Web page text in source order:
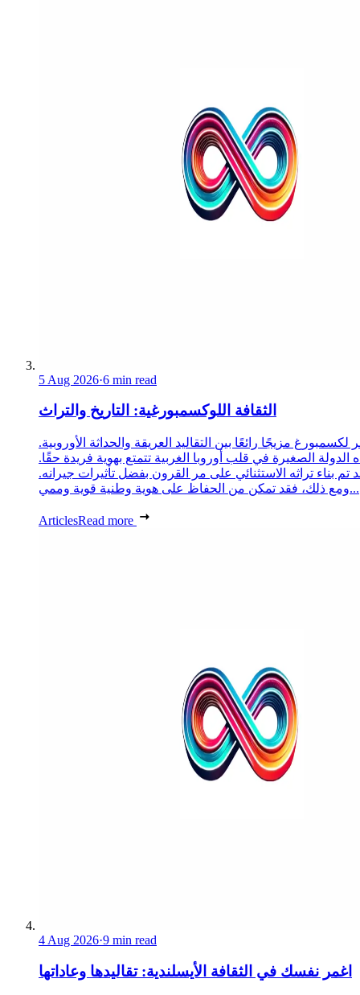
5 Aug 2026·6 min read
الثقافة اللوكسمبورغية: التاريخ والتراث
لكسمبورغ مزيجًا رائعًا بين التقاليد العريقة والحداثة الأوروبية.
الدولة الصغيرة في قلب أوروبا الغربية تتمتع بهوية فريدة حقًا.
تم بناء تراثه الاستثنائي على مر القرون بفضل تأثيرات جيرانه.
ومع ذلك، فقد تمكن من الحفاظ على هوية وطنية قوية وممي...
ArticlesRead more
4 Aug 2026·9 min read
اغمر نفسك في الثقافة الأيسلندية: تقاليدها وعاداتها